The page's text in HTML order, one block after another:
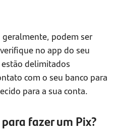
podem ser
no app do seu
delimitados
com o seu banco para
para a sua conta.
fazer um Pix?